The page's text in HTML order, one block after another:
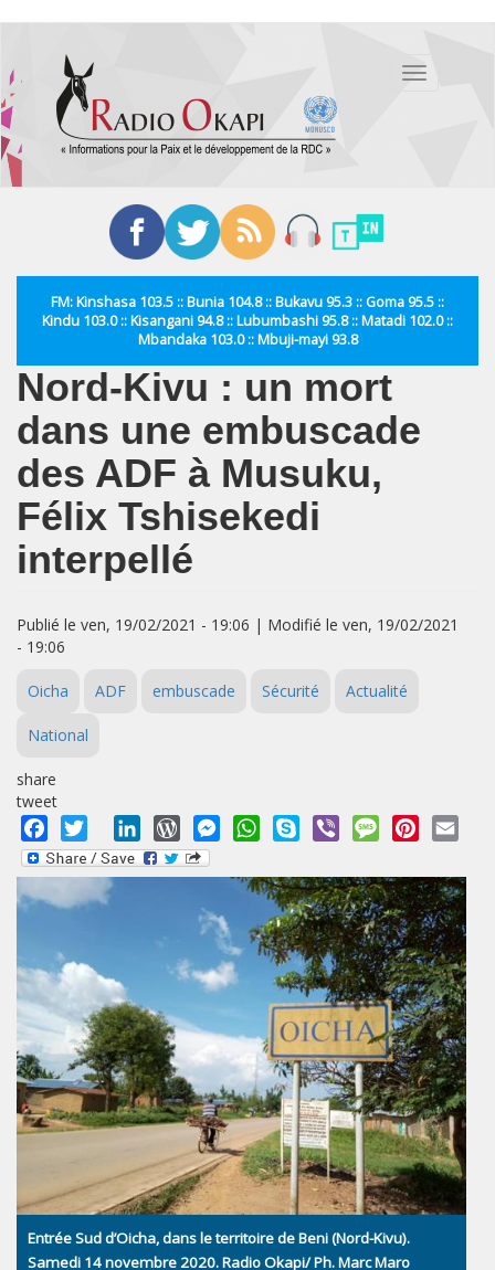
contenu
principal
Toggle
FM: Kinshasa 103.5 :: Bunia 104.8 :: Bukavu 95.3 :: Goma 95.5 ::
Kindu 103.0 :: Kisangani 94.8 :: Lubumbashi 95.8 :: Matadi 102.0 ::
Mbandaka 103.0 :: Mbuji-mayi 93.8
Nord-Kivu : un mort
dans une embuscade
des ADF à Musuku,
Félix Tshisekedi
interpellé
Publié le ven, 19/02/2021 - 19:06 | Modifié le ven, 19/02/2021
- 19:06
Oicha ADF embuscade Sécurité Actualité
National
share
tweet
Facebook
Twitter LinkedInWordPressMessengerWhatsApp
Skype Viber MessagePinterest
Entrée Sud d’Oicha, dans le territoire de Beni (Nord-Kivu).
Samedi 14 novembre 2020. Radio Okapi/ Ph. Marc Maro